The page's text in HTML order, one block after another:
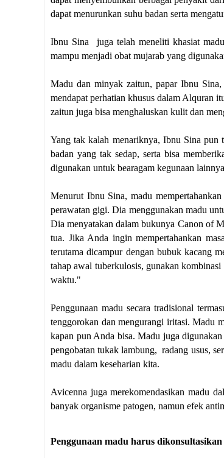
dapat menurunkan suhu badan serta
Ibnu Sina juga telah meneliti khasiat
mampu menjadi obat mujarab yang
Madu dan minyak zaitun, papar Ibnu
mendapat perhatian khusus dalam Alquran
zaitun juga bisa menghaluskan kulit dan
Yang tak kalah menariknya, Ibnu Sina pun
badan yang tak sedap, serta bisa
digunakan untuk bearagam kegunaan
Menurut Ibnu Sina, madu
perawatan gigi. Dia menggunakan madu
Dia menyatakan dalam bukunya Canon of
tua. Jika Anda ingin mempertahankan
terutama dicampur dengan bubuk kacang
tahap awal tuberkulosis, gunakan
waktu."
Penggunaan madu secara tradisional
tenggorokan dan mengurangi iritasi. Madu
kapan pun Anda bisa. Madu juga
pengobatan tukak lambung, radang usus,
madu dalam keseharian kita.
Avicenna juga merekomendasikan madu
banyak organisme patogen, namun efek
Penggunaan madu harus